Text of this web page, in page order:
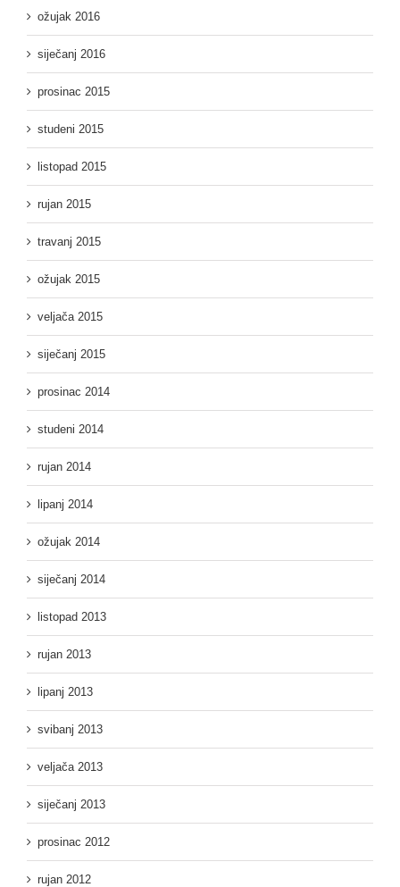
ožujak 2016
siječanj 2016
prosinac 2015
studeni 2015
listopad 2015
rujan 2015
travanj 2015
ožujak 2015
veljača 2015
siječanj 2015
prosinac 2014
studeni 2014
rujan 2014
lipanj 2014
ožujak 2014
siječanj 2014
listopad 2013
rujan 2013
lipanj 2013
svibanj 2013
veljača 2013
siječanj 2013
prosinac 2012
rujan 2012